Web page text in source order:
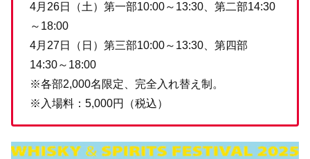
4月26日（土）第一部10:00～13:30、第二部14:30
～18:00
4月27日（日）第三部10:00～13:30、第四部
14:30～18:00
※各部2,000名限定、完全入れ替え制。
※入場料：5,000円（税込）